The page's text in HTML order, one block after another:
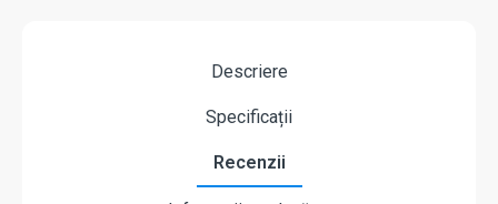
Descriere
Specificații
Recenzii